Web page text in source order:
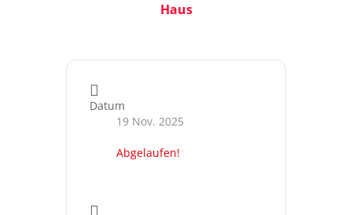
Haus
Datum
19 Nov. 2025
Abgelaufen!